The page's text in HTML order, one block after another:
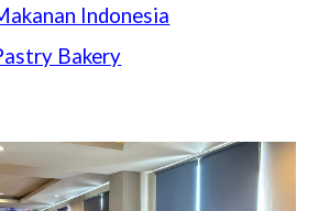
Indonesia
Bakery